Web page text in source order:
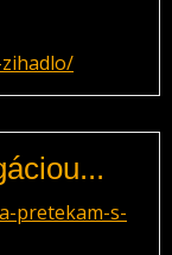
pretekam-s-